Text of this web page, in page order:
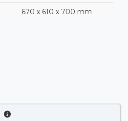
670 x 610 x 700 mm